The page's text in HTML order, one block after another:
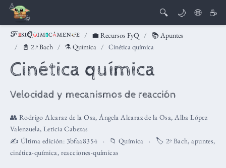
🔍 🌙 🌐 ☕
💼 Recursos FyQ
📚 Apuntes
📓 2.º Bach
⚗️ Química Cinética química
Cinética química
Velocidad y mecanismos de reacción
👥 Rodrigo Alcaraz de la Osa,Ángela Alcaraz de la Osa,Alba López
Valenzuela,Leticia Cabezas
✍️ Última edición: 3bfaa8354 📁 Química 🏷️ 2º Bach,apuntes,
cinética-química, reacciones-químicas